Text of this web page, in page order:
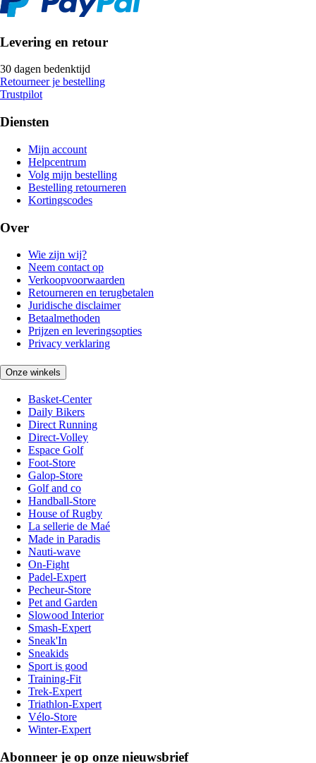
Levering en retour
30 dagen bedenktijd
Retourneer je bestelling
Trustpilot
Diensten
Mijn account
Helpcentrum
Volg mijn bestelling
Bestelling retourneren
Kortingscodes
Over
Wie zijn wij?
Neem contact op
Verkoopvoorwaarden
Retourneren en terugbetalen
Juridische disclaimer
Betaalmethoden
Prijzen en leveringsopties
Privacy verklaring
Onze winkels
Basket-Center
Daily Bikers
Direct Running
Direct-Volley
Espace Golf
Foot-Store
Galop-Store
Golf and co
Handball-Store
House of Rugby
La sellerie de Maé
Made in Paradis
Nauti-wave
On-Fight
Padel-Expert
Pecheur-Store
Pet and Garden
Slowood Interior
Smash-Expert
Sneak'In
Sneakids
Sport is good
Training-Fit
Trek-Expert
Triathlon-Expert
Vélo-Store
Winter-Expert
Abonneer je op onze nieuwsbrief